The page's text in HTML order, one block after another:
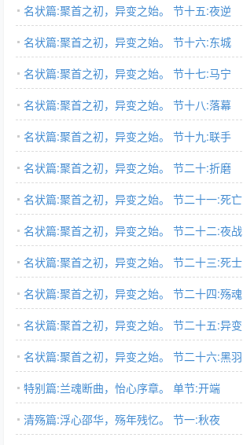
名状篇:聚首之初，异变之始。 节十五:夜逆
名状篇:聚首之初，异变之始。 节十六:东城
名状篇:聚首之初，异变之始。 节十七:马宁
名状篇:聚首之初，异变之始。 节十八:落幕
名状篇:聚首之初，异变之始。 节十九:联手
名状篇:聚首之初，异变之始。 节二十:折磨
名状篇:聚首之初，异变之始。 节二十一:死亡
名状篇:聚首之初，异变之始。 节二十二:夜战
名状篇:聚首之初，异变之始。 节二十三:死士
名状篇:聚首之初，异变之始。 节二十四:殇魂
名状篇:聚首之初，异变之始。 节二十五:异变
名状篇:聚首之初，异变之始。 节二十六:黑羽
特别篇:兰魂断曲，怡心序章。 单节:开端
清殇篇:浮心邵华，殇年残忆。 节一:秋夜